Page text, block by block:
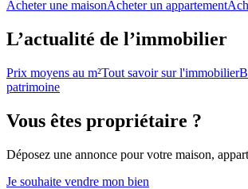
Acheter une maisonAcheter un appartement
L’actualité de l’immobilier
Prix moyens au m²Tout savoir sur l'immobilier
patrimoine
Vous êtes propriétaire ?
Déposez une annonce pour votre maison,
Je souhaite vendre mon bien